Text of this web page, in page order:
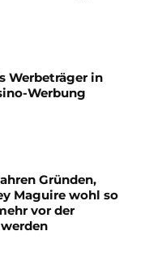
Werbeträger in
Werbung
Gründen,
Maguire wohl so
vor der